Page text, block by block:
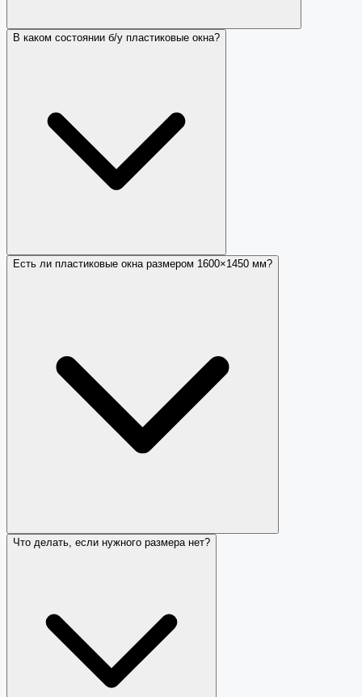
В каком состоянии б/у пластиковые окна?
Есть ли пластиковые окна размером 1600×1450 мм?
Что делать, если нужного размера нет?